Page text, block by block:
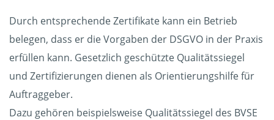
Durch entsprechende Zertifikate kann ein Betrieb
belegen, dass er die Vorgaben der DSGVO in der Praxis
erfüllen kann. Gesetzlich geschützte Qualitätssiegel
und Zertifizierungen dienen als Orientierungshilfe für
Auftraggeber.
Dazu gehören beispielsweise Qualitätssiegel des BVSE